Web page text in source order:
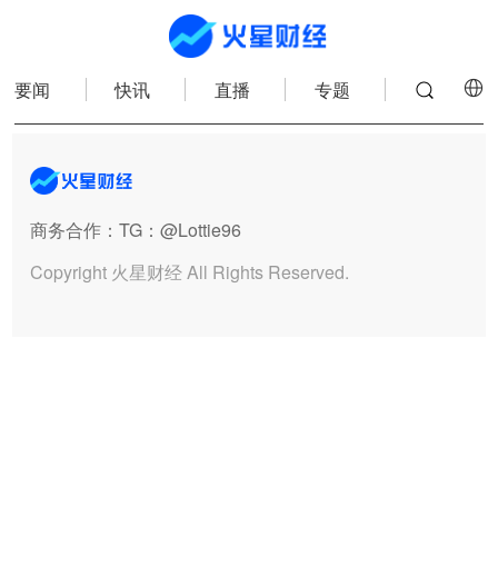
要闻 快讯 直播 专题
商务合作 ：TG：@Lottie96
Copyright 火星财经 All Rights Reserved.